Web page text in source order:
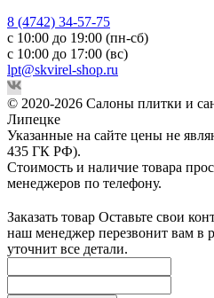
8 (4742) 34-57-75
с 10:00 до 19:00 (пн-сб)
с 10:00 до 17:00 (вс)
lpt@skvirel-shop.ru
© 2020-2026 Салоны плитки и
Липецке
Указанные на сайте цены не
435 ГК РФ).
Стоимость и наличие товара
менеджеров по телефону.
Заказать товар Оставьте свои
наш менеджер перезвонит вам в
уточнит все детали.